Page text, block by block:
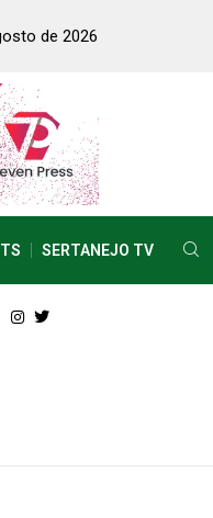
de 2026
SERTANEJO TV